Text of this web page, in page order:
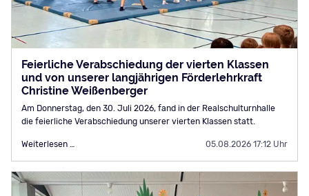
05.08.2026 17:12 Uhr
Feierliche Verabschiedung der vierten Klassen
und von unserer langjährigen Förderlehrkraft
Christine Weißenberger
Am Donnerstag, den 30. Juli 2026, fand in der Realschulturnhalle
die feierliche Verabschiedung unserer vierten Klassen statt.
Weiterlesen …
der
vierten